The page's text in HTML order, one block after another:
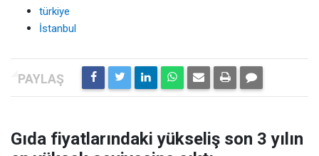
türkiye
İstanbul
Gıda fiyatlarındaki yükseliş son 3 yılın